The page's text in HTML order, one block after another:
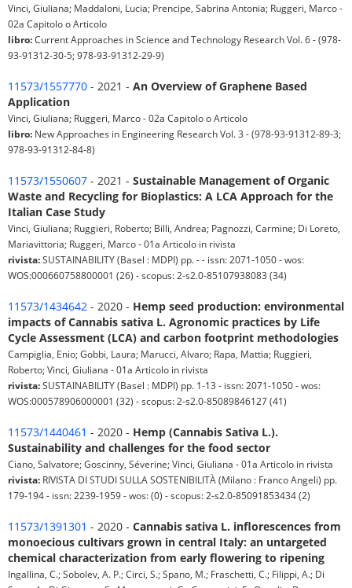
Vinci, Giuliana; Maddaloni, Lucia; Prencipe, Sabrina Antonia; Ruggeri, Marco -
02a Capitolo o Articolo
libro:Current Approaches in Science and Technology Research Vol. 6 - (978-
93-91312-30-5; 978-93-91312-29-9)
11573/1557770 - 2021 - An Overview of Graphene Based
Application
Vinci, Giuliana; Ruggeri, Marco - 02a Capitolo o Articolo
libro: New Approaches in Engineering Research Vol. 3 - (978-93-91312-89-3;
978-93-91312-84-8)
11573/1550607 - 2021 - Sustainable Management of Organic
Waste and Recycling for Bioplastics: A LCA Approach for the
Italian Case Study
Vinci, Giuliana; Ruggieri, Roberto; Billi, Andrea; Pagnozzi, Carmine; Di Loreto,
Mariavittoria; Ruggeri, Marco - 01a Articolo in rivista
rivista:SUSTAINABILITY (Basel : MDPI) pp. - - issn: 2071-1050 - wos:
WOS:000660758800001 (26) - scopus: 2-s2.0-85107938083 (34)
11573/1434642 - 2020 - Hemp seed production: environmental
impacts of Cannabis sativa L. Agronomic practices by Life
Cycle Assessment (LCA) and carbon footprint methodologies
Campiglia, Enio; Gobbi, Laura; Marucci, Alvaro; Rapa, Mattia; Ruggieri,
Roberto; Vinci, Giuliana - 01a Articolo in rivista
rivista:SUSTAINABILITY (Basel : MDPI) pp. 1-13 - issn: 2071-1050 - wos:
WOS:000578906000001 (32) - scopus: 2-s2.0-85089846127 (41)
11573/1440461 - 2020 - Hemp (Cannabis Sativa L.).
Sustainability and challenges for the food sector
Ciano, Salvatore; Goscinny, Séverine; Vinci, Giuliana - 01a Articolo in rivista
rivista: RIVISTA DI STUDI SULLA SOSTENIBILITÀ (Milano : Franco Angeli) pp.
179-194 - issn: 2239-1959 - wos: (0) - scopus: 2-s2.0-85091853434 (2)
11573/1391301 - 2020 - Cannabis sativa L. inflorescences from
monoecious cultivars grown in central Italy: an untargeted
chemical characterization from early flowering to ripening
Ingallina, C.; Sobolev, A. P.; Circi, S.; Spano, M.; Fraschetti, C.; Filippi, A.; Di